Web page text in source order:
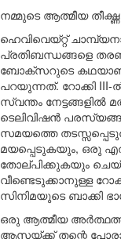
നമ്മുടെ ആത്മീയ
ഹെവിവെയ്റ്റ്
പ്രതിബന്ധങ്ങളെ
ബോക്സറുടെ കഥയാണ്
പറയുന്നത്. റോക്കി III-
സ്വന്തം നേട്ടങ്ങളിൽ
ടെലിവിഷൻ
സമയത്തെ
മയപ്പെടുകയും, ഒരു
തോല്പിക്കുകയും
വീണ്ടെടുക്കാനുള്ള
സിനിമയുടെ ബാക്കി
ഒരു ആത്മീയ
ആസയ്ക്ക് തന്റെ